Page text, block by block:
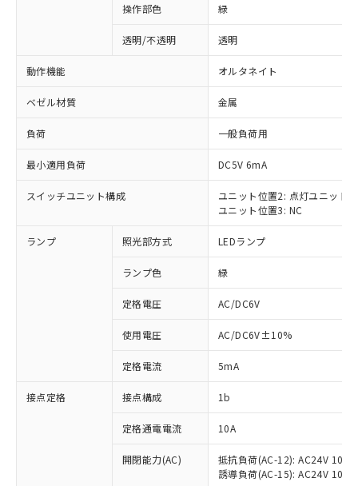
操作部色 緑
透明/不透明 透明
動作機能 オルタネイト
ベゼル材質 金属
負荷 一般負荷用
最小適用負荷 DC5V 6mA
スイッチユニット構成
ユニット位置2: 点灯ユニット
ユニット位置3: NC
ランプ 照光部方式 LEDランプ
ランプ色 緑
定格電圧 AC/DC6V
使用電圧 AC/DC6V±10%
定格電流 5mA
接点定格 接点構成 1b
定格通電電流 10A
開閉能力(AC)
抵抗負荷(AC-12): AC24V 10A/
誘導負荷(AC-15): AC24V
ご利用条件
以下の条件をお読みいただき、同意のうえ
ご利用ください。
本サービスは、当社制御機器事業取扱
商品の当社在庫状況および標準価格
(税抜)を提供させていただくもので
当社制御機器事業取扱商品の中には、
対応済み：EU RoHS指令（10物質）の
非含有に対応した製品が提供可能な商品で
対応予定：EU RoHS指令（10物質）の非含
有に対応した製品に切り替える予定のある
対応予定なし：EU RoHS指令（10物質）の
非含有に非対応の商品で、対応品を出す予
調査・確認中：EU RoHS指令（10物質）の
非含有の対応状況を調査中または確認中の
非該当品：ライセンス料など無形物で、有
害物質有無と関係のない商品です。
仕入先様の事情により、非含有部品として
「○」：最大均質材料含有率が中国RoHSの
基準値以下であることを示します。
「×」：最大均質材料含有率が中国RoHSの